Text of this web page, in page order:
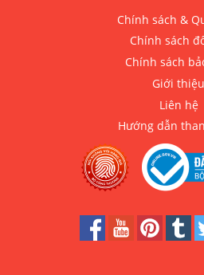
Chính sách &
Chính sách
Chính sách
Giới thiệu
Liên hệ
Hướng dẫn